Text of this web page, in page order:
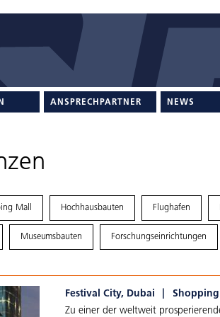
ANSPRECHPARTNER NEWS
Mall Hochhausbauten Flughafen
Museumsbauten Forschungseinrichtungen
Festival City, Dubai
Zu einer der weltweit